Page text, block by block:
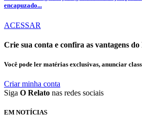
encapuzado...
ACESSAR
Crie sua conta e confira as vantagens
Você pode ler matérias exclusivas, anunciar
Criar minha conta
Siga O Relato nas redes sociais
EM NOTÍCIAS